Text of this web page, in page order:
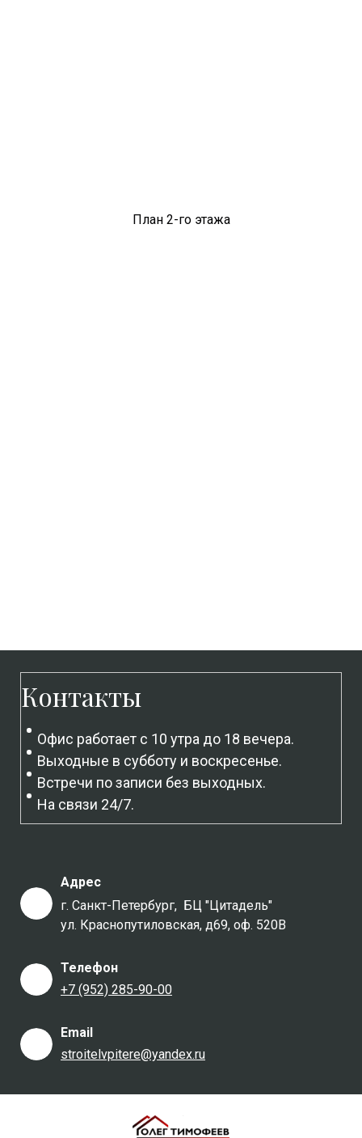
План 2-го этажа
Контакты
Офис работает с 10 утра до 18 вечера.
Выходные в субботу и воскресенье.
Встречи по записи без выходных.
На связи 24/7.
Адрес
г. Санкт-Петербург, БЦ "Цитадель"
ул. Краснопутиловская, д69, оф. 520В
Телефон
+7 (952) 285-90-00
Email
stroitelvpitere@yandex.ru